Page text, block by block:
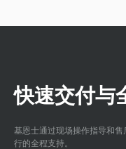
快速交付与
基恩士通过现场操作指导和
行的全程支持。